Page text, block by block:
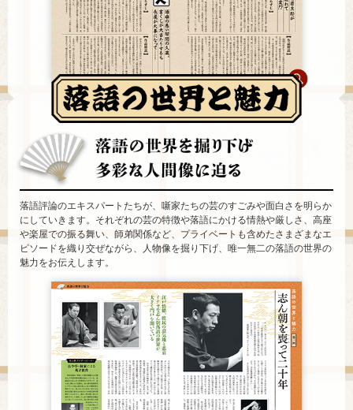
落語評論のエキスパートたちが、噺家たちの芸のすごみや面白さを明らか
にしていきます。それぞれの芸の特徴や落語にかける情熱や厳しさ、高座
や楽屋での振る舞い、師弟関係など、プライベートも含めたさまざまなエ
ピソードを織り交ぜながら、人物像を掘り下げ、唯一無二の落語の世界の
魅力をお伝えします。